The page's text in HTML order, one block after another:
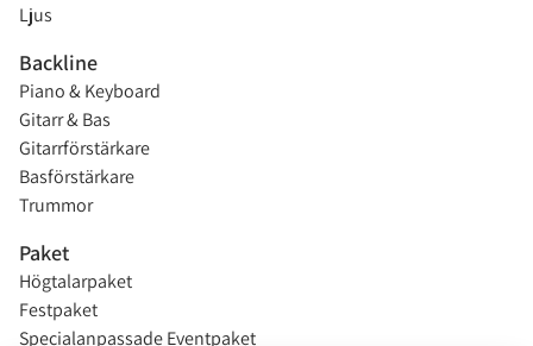
Ljus
Backline
Piano & Keyboard
Gitarr & Bas
Gitarrförstärkare
Basförstärkare
Trummor
Paket
Högtalarpaket
Festpaket
Specialanpassade Eventpaket